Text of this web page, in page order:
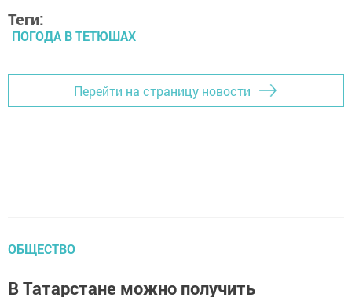
Теги:
ПОГОДА В ТЕТЮШАХ
Перейти на страницу новости
ОБЩЕСТВО
В Татарстане можно получить